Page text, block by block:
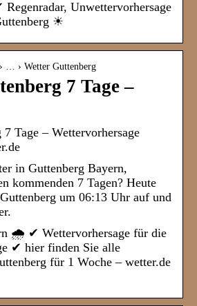
Regenradar, Unwettervorhersage
☀
… › Wetter Guttenberg
7 Tage –
Tage – Wettervorhersage
in Guttenberg Bayern,
kommenden 7 Tagen? Heute
um 06:13 Uhr auf und
🌧️ ✔ Wettervorhersage für die
✔ hier finden Sie alle
für 1 Woche – wetter.de